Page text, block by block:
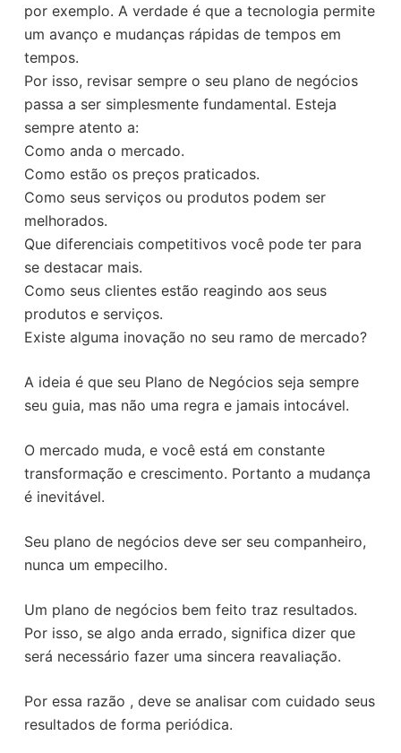
por exemplo. A verdade é que a tecnologia permite
um avanço e mudanças rápidas de tempos em
tempos.
Por isso, revisar sempre o seu plano de negócios
passa a ser simplesmente fundamental. Esteja
sempre atento a:
Como anda o mercado.
Como estão os preços praticados.
Como seus serviços ou produtos podem ser
melhorados.
Que diferenciais competitivos você pode ter para
se destacar mais.
Como seus clientes estão reagindo aos seus
produtos e serviços.
Existe alguma inovação no seu ramo de mercado?
A ideia é que seu Plano de Negócios seja sempre
seu guia, mas não uma regra e jamais intocável.
O mercado muda, e você está em constante
transformação e crescimento. Portanto a mudança
é inevitável.
Seu plano de negócios deve ser seu companheiro,
nunca um empecilho.
Um plano de negócios bem feito traz resultados.
Por isso, se algo anda errado, significa dizer que
será necessário fazer uma sincera reavaliação.
Por essa razão , deve se analisar com cuidado seus
resultados de forma periódica.